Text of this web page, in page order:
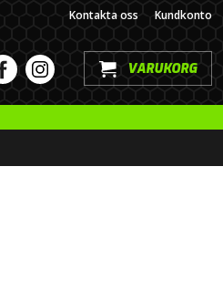
Kontakta oss Kundkonto
VARUKORG